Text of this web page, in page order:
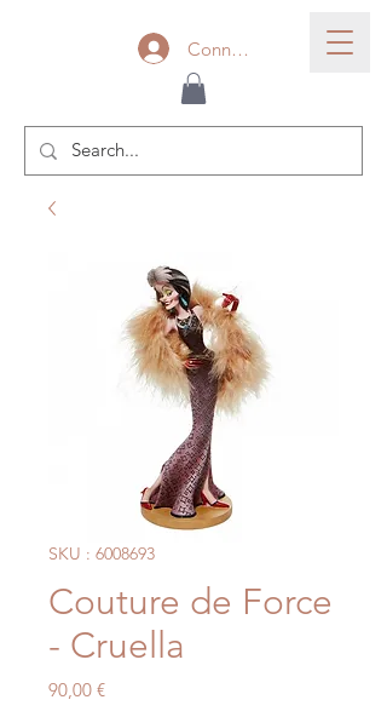
Connexion
SKU : 6008693
Couture de Force
- Cruella
90,00 €Prix